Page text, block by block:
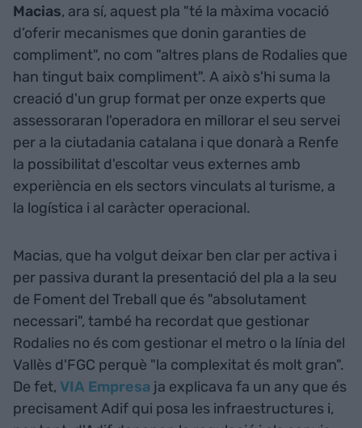
Macias, ara sí, aquest pla "té la màxima vocació
d’oferir mecanismes que donin garanties de
compliment", no com "altres plans de Rodalies que
han tingut baix compliment". A això s'hi suma la
creació d'un grup format per onze experts que
assessoraran l'operadora en millorar el seu servei
per a la ciutadania catalana i que donarà a Renfe
la possibilitat d'escoltar veus externes amb
experiència en els sectors vinculats al turisme, a
la logística i al caràcter operacional.
Macias, que ha volgut deixar ben clar per activa i
per passiva durant la presentació del pla a la seu
de Foment del Treball que és "absolutament
necessari", també ha recordat que gestionar
Rodalies no és com gestionar el metro o la línia del
Vallès d'FGC perquè "la complexitat és molt gran".
De fet, VIA Empresa ja explicava fa un any que és
precisament Adif qui posa les infraestructures i,